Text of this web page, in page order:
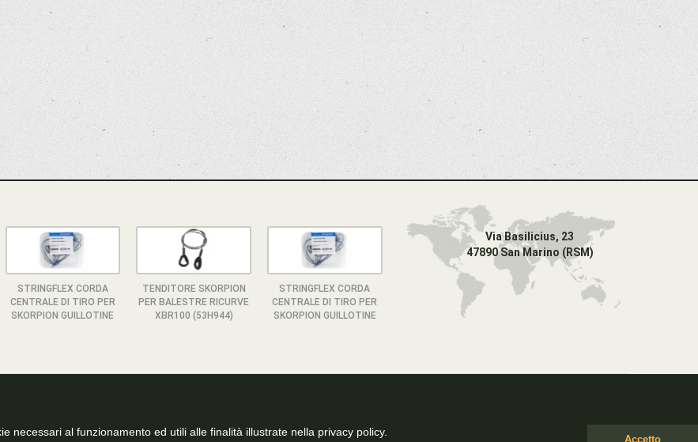
necessari al funzionamento ed utili alle finalità illustrate nella privacy policy.
Accetto
STRINGFLEX CORDA
CENTRALE DI TIRO PER
SKORPION GUILLOTINE
TENDITORE SKORPION
PER BALESTRE RICURVE
XBR100 (53H944)
STRINGFLEX CORDA
CENTRALE DI TIRO PER
SKORPION GUILLOTINE
Via Basilicius, 23
47890 San Marino (RSM)